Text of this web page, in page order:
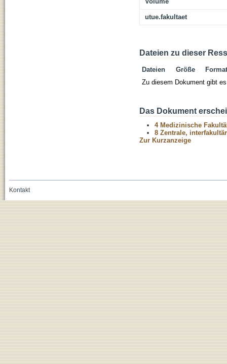
utue.fakultaet
Dateien zu dieser
Dateien Größe
Format
Zu diesem Dokument gibt
Das Dokument
4 Medizinische
8 Zentrale,
Zur Kurzanzeige
Kontakt